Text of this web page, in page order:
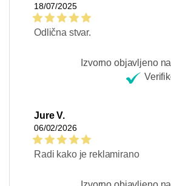
18/07/2025
Odlična stvar.
Izvorno objavljeno
Jure V.
06/02/2026
Radi kako je reklamirano